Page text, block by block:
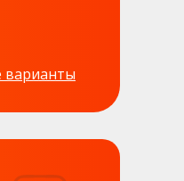
варианты